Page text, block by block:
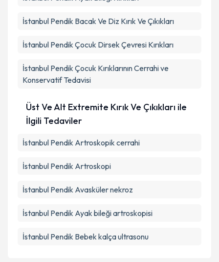
İstanbul Pendik Bacak Ve Diz Kırık Ve Çıkıkları
İstanbul Pendik Çocuk Dirsek Çevresi Kırıkları
İstanbul Pendik Çocuk Kırıklarının Cerrahi ve
Konservatif Tedavisi
Üst Ve Alt Extremite Kırık Ve Çıkıkları ile
İlgili Tedaviler
İstanbul Pendik Artroskopik cerrahi
İstanbul Pendik Artroskopi
İstanbul Pendik Avasküler nekroz
İstanbul Pendik Ayak bileği artroskopisi
İstanbul Pendik Bebek kalça ultrasonu